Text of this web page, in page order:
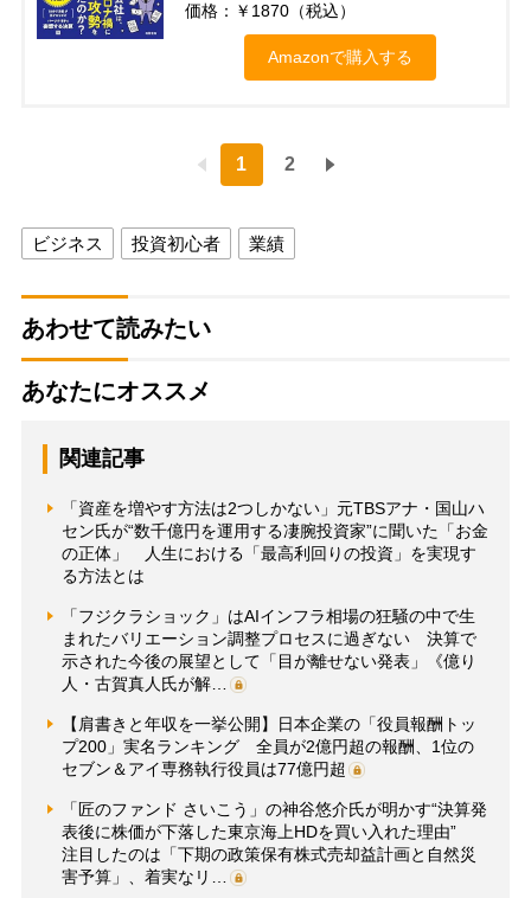
価格：￥1870（税込）
Amazonで購入する
1 2
ビジネス 投資初心者 業績
あわせて読みたい
あなたにオススメ
関連記事
「資産を増やす方法は2つしかない」元TBSアナ・国山ハ
セン氏が“数千億円を運用する凄腕投資家”に聞いた「お金
の正体」 人生における「最高利回りの投資」を実現す
る方法とは
「フジクラショック」はAIインフラ相場の狂騒の中で生
まれたバリエーション調整プロセスに過ぎない 決算で
示された今後の展望として「目が離せない発表」《億り
人・古賀真人氏が解…
【肩書きと年収を一挙公開】日本企業の「役員報酬トッ
プ200」実名ランキング 全員が2億円超の報酬、1位の
セブン＆アイ専務執行役員は77億円超
「匠のファンド さいこう」の神谷悠介氏が明かす“決算発
表後に株価が下落した東京海上HDを買い入れた理由”
注目したのは「下期の政策保有株式売却益計画と自然災
害予算」、着実なリ…